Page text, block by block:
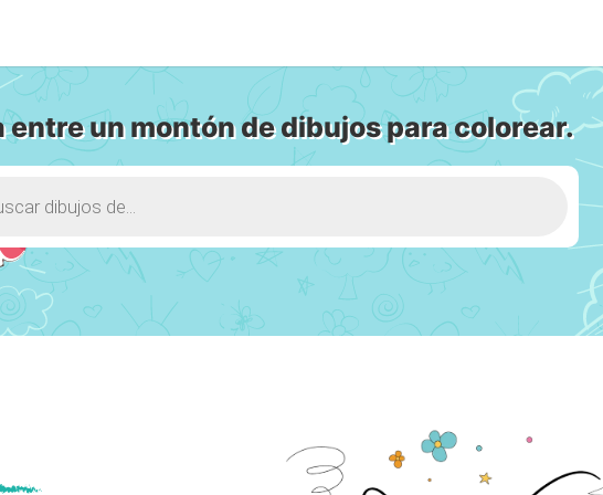
entre un montón de dibujos para colorear.